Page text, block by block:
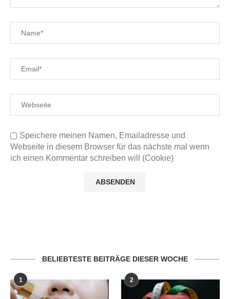
Speichere meinen Namen, Emailadresse und
Webseite in diesem Browser für das nächste mal wenn
ich einen Kommentar schreiben will (Cookie)
BELIEBTESTE BEITRÄGE DIESER WOCHE
1 2